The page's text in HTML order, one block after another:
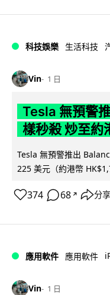
科技娛樂 生活科技
Vin 1 日
Tesla 無預警
樣秒殺 炒至約
Tesla 無預警推出
225 美元（約港幣
374 68 ↗ 分享
應用軟件 應用軟件
Vin 1 日